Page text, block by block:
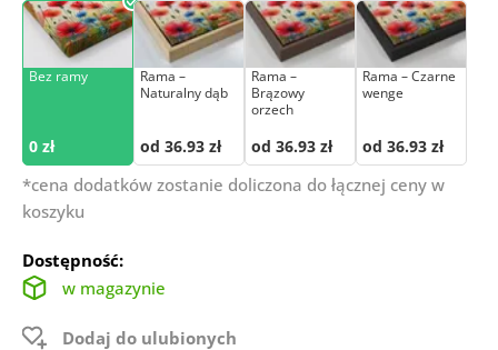
Bez ramy
0 zł
Rama –
Naturalny dąb
od 36.93 zł
Rama –
Brązowy
orzech
od 36.93 zł
Rama – Czarne
wenge
od 36.93 zł
*cena dodatków zostanie doliczona do łącznej ceny w
koszyku
Dostępność:
w magazynie
Dodaj do ulubionych